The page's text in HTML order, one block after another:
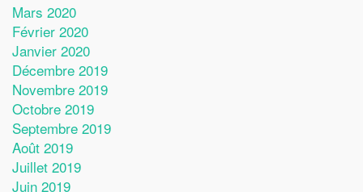
Mars 2020
Février 2020
Janvier 2020
Décembre 2019
Novembre 2019
Octobre 2019
Septembre 2019
Août 2019
Juillet 2019
Juin 2019